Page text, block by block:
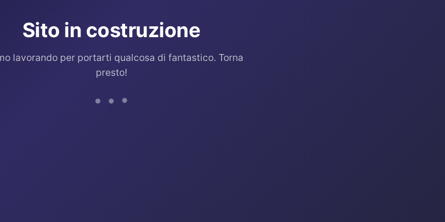
Sito in costruzione
lavorando per portarti qualcosa di fantastico. Torna
presto!